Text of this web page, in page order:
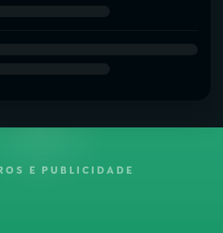
E PUBLICIDADE